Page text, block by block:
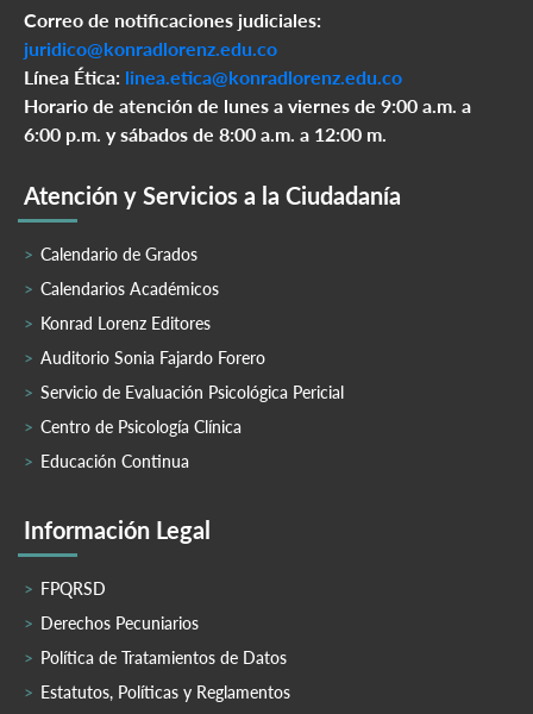
Correo de notificaciones judiciales:
juridico@konradlorenz.edu.co
Línea Ética: linea.etica@konradlorenz.edu.co
Horario de atención de lunes a viernes de 9:00 a.m. a
6:00 p.m. y sábados de 8:00 a.m. a 12:00 m.
Atención y Servicios a la Ciudadanía
Calendario de Grados
Calendarios Académicos
Konrad Lorenz Editores
Auditorio Sonia Fajardo Forero
Servicio de Evaluación Psicológica Pericial
Centro de Psicología Clínica
Educación Continua
Información Legal
FPQRSD
Derechos Pecuniarios
Política de Tratamientos de Datos
Estatutos, Políticas y Reglamentos